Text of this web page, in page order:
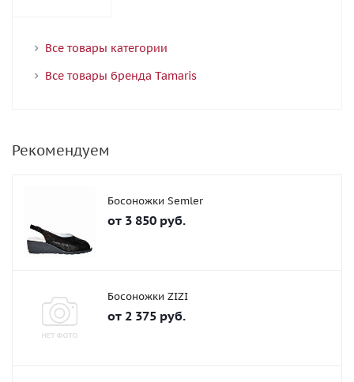
Все товары категории
Все товары бренда Tamaris
Рекомендуем
Босоножки Semler
от 3 850 руб.
Босоножки ZIZI
от 2 375 руб.